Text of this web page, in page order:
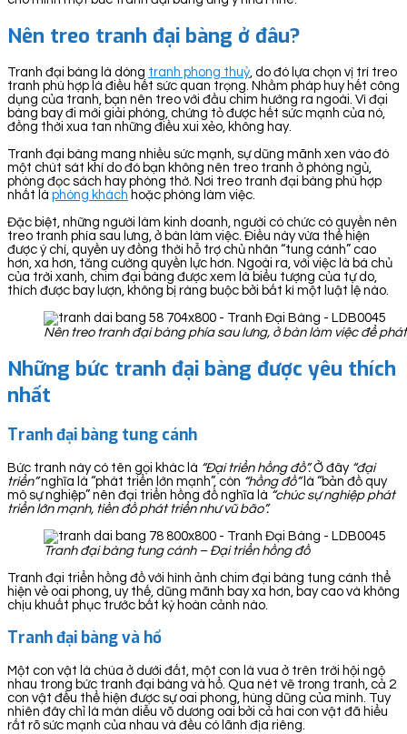
Nên treo tranh đại bàng ở đâu?
Tranh đại bàng là dòng tranh phong thuỷ, do đó lựa chọn vị trí treo
tranh phù hợp là điều hết sức quan trọng. Nhằm pháp huy hết công
dụng của tranh, bạn nên treo với đầu chim hướng ra ngoài. Vì đại
bàng bay đi mới giải phóng, chứng tỏ được hết sức mạnh của nó,
đồng thời xua tan những điều xui xẻo, không hay.
Tranh đại bàng mang nhiều sức mạnh, sự dũng mãnh xen vào đó
một chút sát khí do đó bạn không nên treo tranh ở phòng ngủ,
phòng đọc sách hay phòng thờ. Nơi treo tranh đại bàng phù hợp
nhất là phòng khách hoặc phòng làm việc.
Đặc biệt, những người làm kinh doanh, người có chức có quyền nên
treo tranh phía sau lưng, ở bàn làm việc. Điều này vừa thể hiện
được ý chí, quyền uy đồng thời hỗ trợ chủ nhân “tung cánh” cao
hơn, xa hơn, tăng cường quyền lực hơn. Ngoài ra, với việc là bá chủ
của trời xanh, chim đại bàng được xem là biểu tượng của tự do,
thích được bay lượn, không bị ràng buộc bởi bất kì một luật lệ nào.
Nên treo tranh đại bàng phía sau lưng, ở bàn làm việc để
Những bức tranh đại bàng được yêu thích
nhất
Tranh đại bàng tung cánh
Bức tranh này có tên gọi khác là “Đại triển hồng đồ”.Ở đây “đại
triển”nghĩa là “phát triển lớn mạnh”, còn “hồng đồ”là “bản đồ quy
mô sự nghiệp” nên đại triển hồng đồ nghĩa là “chúc sự nghiệp phát
triển lớn mạnh, tiền đồ phát triển như vũ bão”.
Tranh đại bàng tung cánh – Đại triển hồng đồ
Tranh đại triển hồng đồ với hình ảnh chim đại bàng tung cánh thể
hiện vẻ oai phong, uy thế, dũng mãnh bay xa hơn, bay cao và không
chịu khuất phục trước bất kỳ hoàn cảnh nào.
Tranh đại bàng và hổ
Một con vật là chúa ở dưới đất, một con là vua ở trên trời hội ngộ
nhau trong bức tranh đại bàng và hổ. Qua nét vẽ trong tranh, cả 2
con vật đều thể hiện được sự oai phong, hùng dũng của mình. Tuy
nhiên đây chỉ là màn diễu võ dương oai bởi cả hai con vật đã hiểu
rất rõ sức mạnh của nhau và đều có lãnh địa riêng.